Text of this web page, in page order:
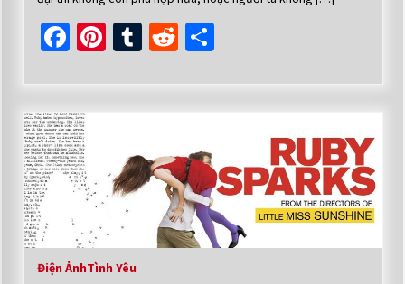
Facebook
Pinterest
Tumblr
RedditShare
Điện ẢnhTình Yêu